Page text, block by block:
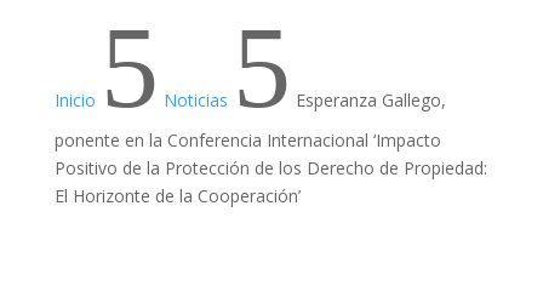
Inicio 5 Noticias 5 Esperanza Gallego,
ponente en la Conferencia Internacional ‘Impacto
Positivo de la Protección de los Derecho de Propiedad:
El Horizonte de la Cooperación’